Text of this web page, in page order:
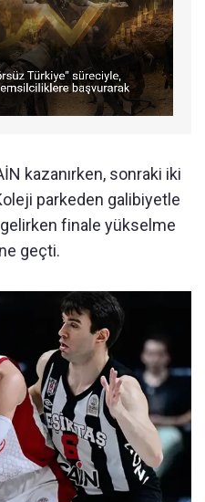
kazanırken, sonraki iki
parkeden galibiyetle
gelirken finale yükselme
geçti.